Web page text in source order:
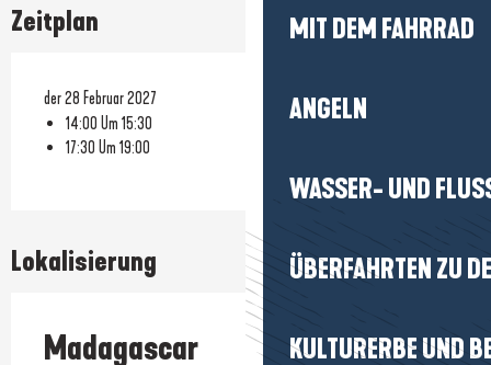
MIT DEM FAHRRAD
ANGELN
WASSER- UND
ÜBERFAHRTEN ZU
KULTURERBE UND
Zeitplan
der 28 Februar 2027
14:00 Um 15:30
17:30 Um 19:00
Lokalisierung
Madagascar